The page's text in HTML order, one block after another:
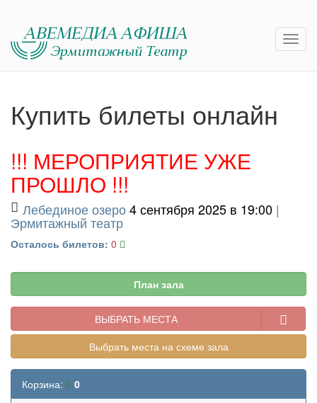
Купить билеты онлайн
!!! МЕРОПРИЯТИЕ УЖЕ
ПРОШЛО !!!
Лебединое озеро 4 сентября 2025 в 19:00 |
Эрмитажный театр
Осталось билетов: 0
План зала
ВЫБРАТЬ МЕСТА
Выбрать места на схеме зала
Корзина: 0